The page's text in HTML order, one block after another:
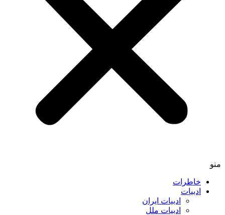
منو
خاطرات
ادبیات
ادبیات ایران
ادبیات ملل